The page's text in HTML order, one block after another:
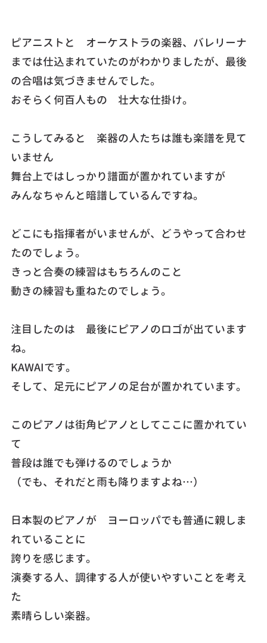
ピアニストと オーケストラの楽器、バレリーナ
までは仕込まれていたのがわかりましたが、最後
の合唱は気づきませんでした。
おそらく何百人もの 壮大な仕掛け。
こうしてみると 楽器の人たちは誰も楽譜を見て
いません
舞台上ではしっかり譜面が置かれていますが
みんなちゃんと暗譜しているんですね。
どこにも指揮者がいませんが、どうやって合わせ
たのでしょう。
きっと合奏の練習はもちろんのこと
動きの練習も重ねたのでしょう。
注目したのは 最後にピアノのロゴが出ています
ね。
KAWAIです。
そして、足元にピアノの足台が置かれています。
このピアノは街角ピアノとしてここに置かれてい
て
普段は誰でも弾けるのでしょうか
（でも、それだと雨も降りますよね…）
日本製のピアノが ヨーロッパでも普通に親しま
れていることに
誇りを感じます。
演奏する人、調律する人が使いやすいことを考え
た
素晴らしい楽器。